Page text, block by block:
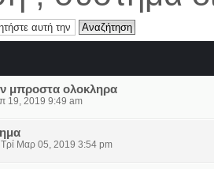
μπροστα ολοκληρα
19, 2019 9:49 am
Μαρ 05, 2019 3:54 pm